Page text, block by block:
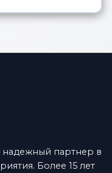
партнер в
Более 15 лет